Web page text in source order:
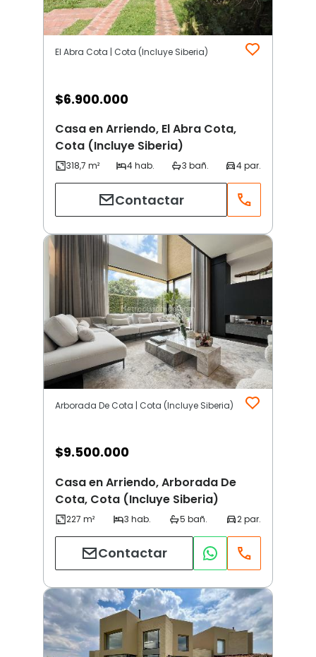
El Abra Cota | Cota (Incluye Siberia)
$6.900.000
Casa en Arriendo, El Abra Cota,
Cota (Incluye Siberia)
Contactar
Arborada De Cota | Cota (Incluye Siberia)
$9.500.000
Casa en Arriendo, Arborada De
Cota, Cota (Incluye Siberia)
Contactar